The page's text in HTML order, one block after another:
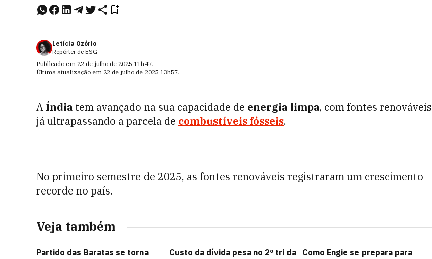
Letícia Ozório
Repórter de ESG
Publicado em 22 de julho de 2025 11h47.
Última atualização em 22 de julho de 2025 13h57.
A Índia tem avançado na sua capacidade de energia limpa, com fontes renováveis
já ultrapassando a parcela de combustíveis fósseis.
No primeiro semestre de 2025, as fontes renováveis registraram um crescimento
recorde no país.
Veja também
Partido das Baratas se torna
Custo da dívida pesa no 2º tri da
Como Engie se prepara para